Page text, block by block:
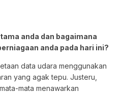
anda dan bagaimana
anda pada hari ini?
data udara menggunakan
yang agak tepu. Justeru,
mata menawarkan